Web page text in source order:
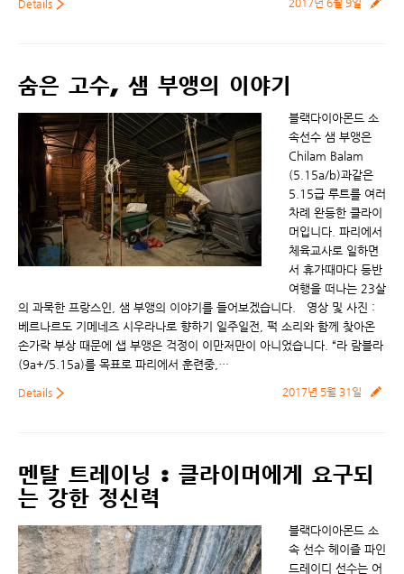
Details
숨은 고수, 샘 부앵의 이야기
블랙다이아몬드 소
속선수 샘 부앵은
Chilam Balam
(5.15a/b)과같은
5.15급 루트를 여러
차례 완등한 클라이
머입니다. 파리에서
체육교사로 일하면
서 휴가때마다 등반
여행을 떠나는 23살
의 과묵한 프랑스인, 샘 부앵의 이야기를 들어보겠습니다. 영상 및 사진 :
베르나르도 기메네즈 시우라나로 향하기 일주일전, 퍽 소리와 함께 찾아온
손가락 부상 때문에 샙 부앵은 걱정이 이만저만이 아니었습니다. “라 람블라
(9a+/5.15a)를 목표로 파리에서 훈련중,…
2017년 5월 31일
Details
멘탈 트레이닝 : 클라이머에게 요구되
는 강한 정신력
블랙다이아몬드 소
속 선수 헤이즐 파인
드레이디 선수는 어